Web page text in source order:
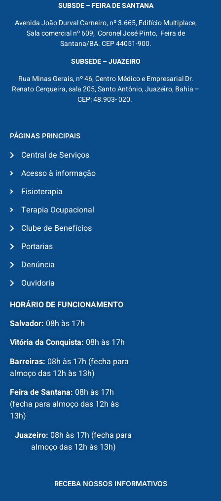
SUBSDE – FEIRA DE SANTANA
Avenida João Durval Carneiro, nº 3.665, Edifício Multiplace,
Sala comercial nº 609, Coronel José Pinto, Feira de
Santana/BA. CEP 44051-900.
SUBSEDE – JUAZEIRO
Rua Minas Gerais, nº 46, Centro Médico e Empresarial Dr.
Renato Cerqueira, sala 205, Santo Antônio, Juazeiro, Bahia –
CEP: 48.903- 020.
PÁGINAS PRINCIPAIS
Central de Serviços
Acesso à informação
Fisioterapia
Terapia Ocupacional
Clube de Benefícios
Portarias
Denúncia
Ouvidoria
HORÁRIO DE FUNCIONAMENTO
Salvador: 08h às 17h
Vitória da Conquista: 08h às 17h
Barreiras: 08h às 17h (fecha para
almoço das 12h às 13h)
Feira de Santana: 08h às 17h
(fecha para almoço das 12h às
13h)
Juazeiro: 08h às 17h (fecha para
almoço das 12h às 13h)
RECEBA NOSSOS INFORMATIVOS